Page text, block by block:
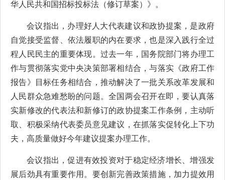
华人民共和国招标投标法（修订草案）》。
会议指出，办理好人大代表建议和政协提案，是政府
自觉接受监督、依法履职的内在要求，也是深入践行全过
程人民民主的重要体现。过去一年，国务院部门将办理工
作与贯彻落实党中央决策部署相结合，与落实《政府工作
报告》目标任务相结合，推动解决了一批关系改革发展和
人民群众急难愁盼的问题。全国两会召开在即，要认真落
实新修改的代表法和新修订的政协提案工作条例，主动听
取、积极采纳代表委员意见建议，在抓落实促转化上下功
夫，高质量做好今年建议提案办理工作。
会议指出，促进有效投资对于稳定经济增长、增强发
展后劲具有重要作用。要创新完善政策措施，加力提效用